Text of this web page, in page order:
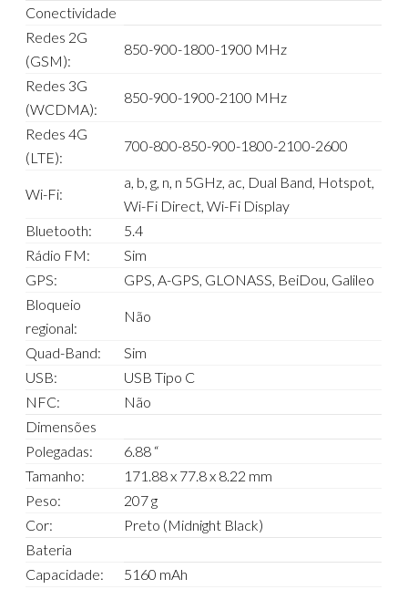
Conectividade
Redes 2G
(GSM):
850-900-1800-1900 MHz
Redes 3G
(WCDMA):
850-900-1900-2100 MHz
Redes 4G
(LTE):
700-800-850-900-1800-2100-2600
Wi-Fi:
a, b, g, n, n 5GHz, ac, Dual Band, Hotspot,
Wi-Fi Direct, Wi-Fi Display
Bluetooth:
5.4
Rádio FM:
Sim
GPS:
GPS, A-GPS, GLONASS, BeiDou, Galileo
Bloqueio
regional:
Não
Quad-Band:
Sim
USB:
USB Tipo C
NFC:
Não
Dimensões
Polegadas:
6.88 “
Tamanho:
171.88 x 77.8 x 8.22 mm
Peso:
207 g
Cor:
Preto (Midnight Black)
Bateria
Capacidade:
5160 mAh